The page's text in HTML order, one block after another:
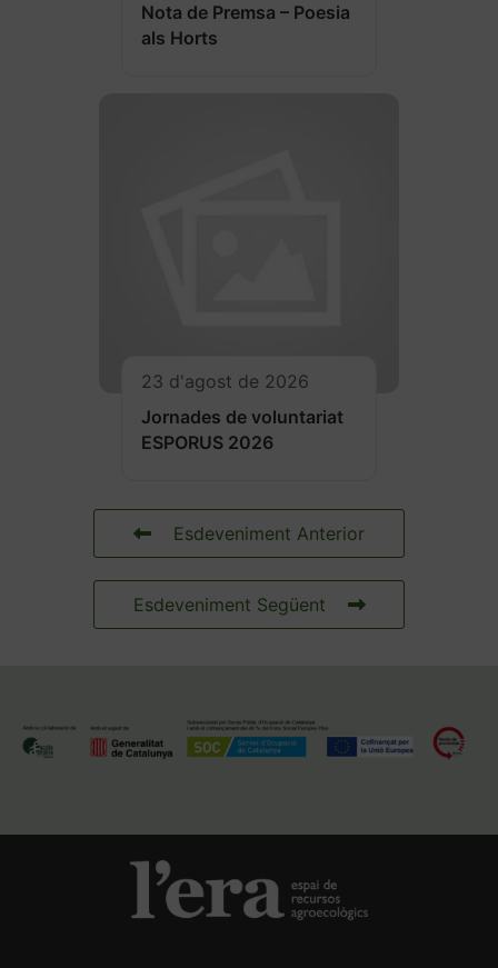
Nota de Premsa – Poesia
als Horts
23 d'agost de 2026
Jornades de voluntariat
ESPORUS 2026
Esdeveniment Anterior
Esdeveniment Següent